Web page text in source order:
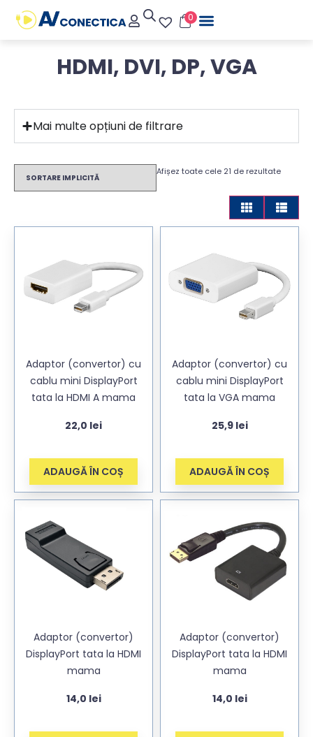
0
HDMI, DVI, DP, VGA
Mai multe opțiuni de filtrare
Afișez toate cele 21 de rezultate
Adaptor (convertor) cu
cablu mini DisplayPort
tata la HDMI A mama
22,0 lei
ADAUGĂ ÎN COȘ
Adaptor (convertor) cu
cablu mini DisplayPort
tata la VGA mama
25,9 lei
ADAUGĂ ÎN COȘ
Adaptor (convertor)
DisplayPort tata la HDMI
mama
14,0 lei
Adaptor (convertor)
DisplayPort tata la HDMI
mama
14,0 lei